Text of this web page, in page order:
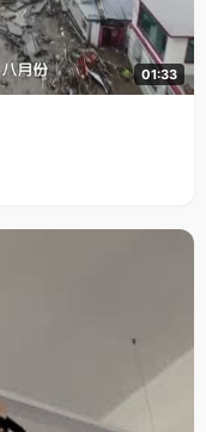
01:33